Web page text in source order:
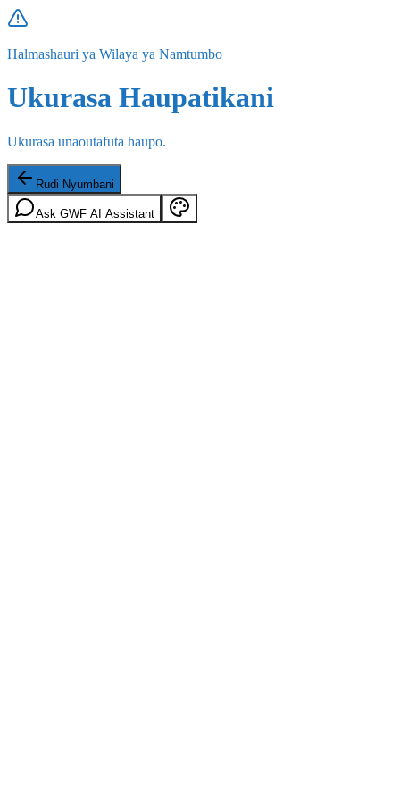
Halmashauri ya Wilaya ya Namtumbo
Ukurasa Haupatikani
Ukurasa unaoutafuta haupo.
Rudi Nyumbani
Ask GWF AI Assistant